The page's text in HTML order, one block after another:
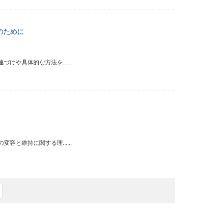
ために
づけや具体的な方法を......
変容と維持に関する理......